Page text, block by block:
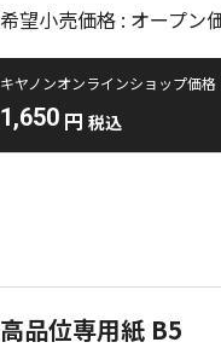
希望小売価格 : オープン
キヤノンオンラインショップ価格
1,650 円 税込
高品位専用紙 B5